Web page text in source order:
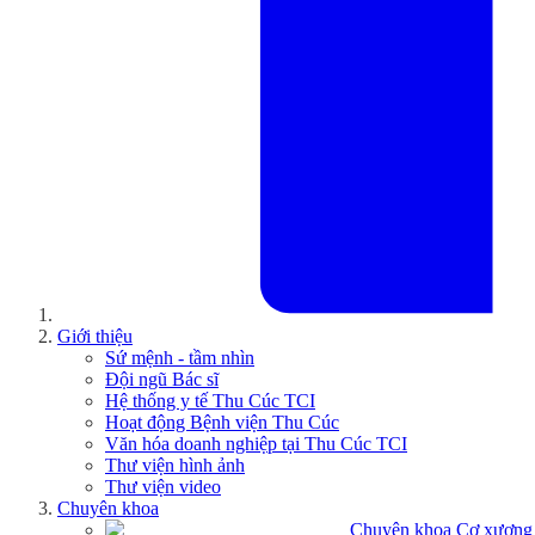
Giới thiệu
Sứ mệnh - tầm nhìn
Đội ngũ Bác sĩ
Hệ thống y tế Thu Cúc TCI
Hoạt động Bệnh viện Thu Cúc
Văn hóa doanh nghiệp tại Thu Cúc TCI
Thư viện hình ảnh
Thư viện video
Chuyên khoa
Chuyên khoa Cơ